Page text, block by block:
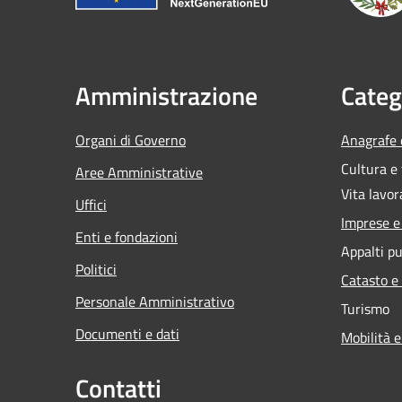
Amministrazione
Organi di Governo
Aree Amministrative
Uffici
Enti e fondazioni
Politici
Personale Amministrativo
Documenti e dati
Cultura
Vita
Imprese
Appalti
Catasto
Turismo
Mobilità
Contatti